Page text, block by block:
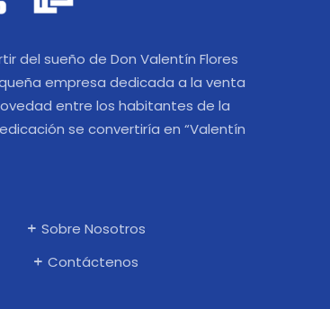
del sueño de Don Valentín Flores
empresa dedicada a la venta
entre los habitantes de la
se convertiría en “Valentín
Sobre Nosotros
Contáctenos